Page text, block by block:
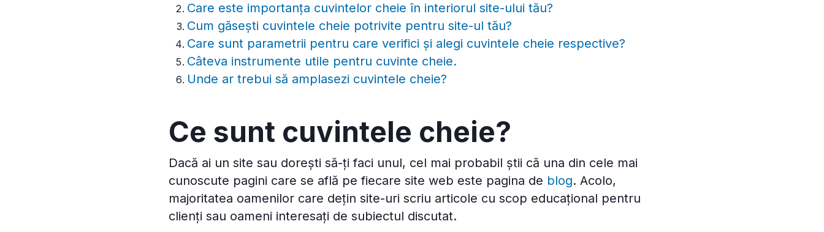
Care este importanța cuvintelor cheie în interiorul site-ului tău?
Cum găsești cuvintele cheie potrivite pentru site-ul tău?
Care sunt parametrii pentru care verifici și alegi cuvintele cheie respective?
Câteva instrumente utile pentru cuvinte cheie.
Unde ar trebui să amplasezi cuvintele cheie?
Ce sunt cuvintele cheie?
Dacă ai un site sau dorești să-ți faci unul, cel mai probabil știi că una din cele mai
cunoscute pagini care se află pe fiecare site web este pagina de blog. Acolo,
majoritatea oamenilor care dețin site-uri scriu articole cu scop educațional pentru
clienți sau oameni interesați de subiectul discutat.